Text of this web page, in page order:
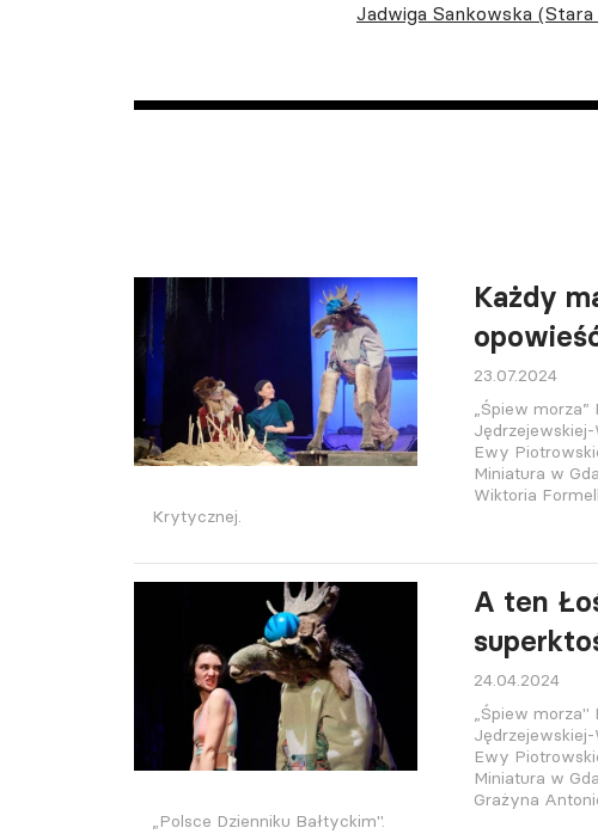
Jadwiga Sankowska
Każdy
23.07.2024
„Śpiew morza”
Ewy
Miniatura w
Wiktoria
Krytycznej.
A ten
24.04.2024
„Śpiew morza"
Ewy
Miniatura w
Grażyna
„Polsce Dzienniku Bałtyckim".